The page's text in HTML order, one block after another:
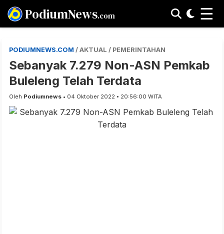
PodiumNews.com ☰
PODIUMNEWS.COM / AKTUAL / PEMERINTAHAN
Sebanyak 7.279 Non-ASN Pemkab
Buleleng Telah Terdata
Oleh Podiumnews • 04 Oktober 2022 • 20:56:00 WITA